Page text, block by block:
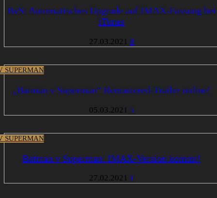
BvS: Automatisches Upgrade auf IMAX-Fassung bei
iTunes
27.03.2021 8
SUPERMAN
„Batman v Superman“ Remastered-Trailer online!
05.03.2021 5
SUPERMAN
Batman v Superman: IMAX-Version kommt!
27.02.2021 1